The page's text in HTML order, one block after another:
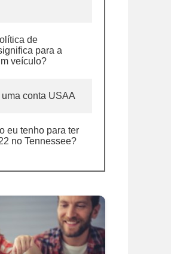
de
para a
veículo?
conta USAA
eu tenho para ter
no Tennessee?